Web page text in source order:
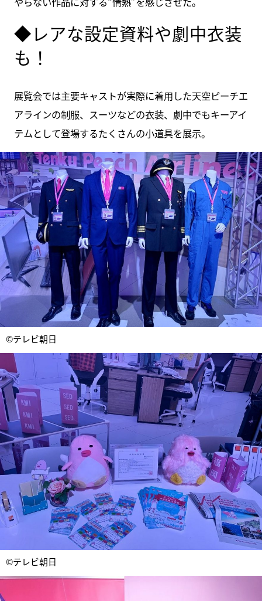
◆レアな設定資料や劇中衣装
も！
展覧会では主要キャストが実際に着用した天空ピーチエ
アラインの制服、スーツなどの衣装、劇中でもキーアイ
テムとして登場するたくさんの小道具を展示。
©テレビ朝日
©テレビ朝日